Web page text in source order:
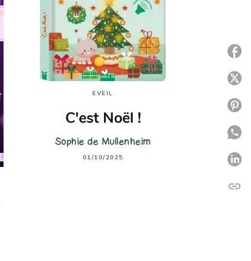
EVEIL
C'est Noël !
Sophie de Mullenheim
01/10/2025
link